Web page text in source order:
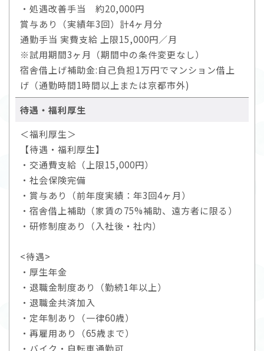
・処遇改善手当 約20,000円
賞与あり（実績年3回）計4ヶ月分
通勤手当 実費支給 上限15,000円／月
※試用期間3ヶ月（期間中の条件変更なし）
宿舎借上げ補助金:自己負担1万円でマンション借上
げ（通勤時間1時間以上または京都市外)
待遇・福利厚生
＜福利厚生＞
【待遇・福利厚生】
・交通費支給（上限15,000円）
・社会保険完備
・賞与あり（前年度実績：年3回4ヶ月）
・宿舎借上補助（家賃の75%補助、遠方者に限る）
・研修制度あり（入社後・社内）
<待遇>
・厚生年金
・退職金制度あり（勤続1年以上）
・退職金共済加入
・定年制あり（一律60歳）
・再雇用あり（65歳まで）
・バイク・自転車通勤可